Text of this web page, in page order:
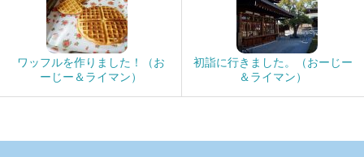
ワッフルを作りました！（お
ーじー＆ライマン）
初詣に行きました。（おーじー
＆ライマン）